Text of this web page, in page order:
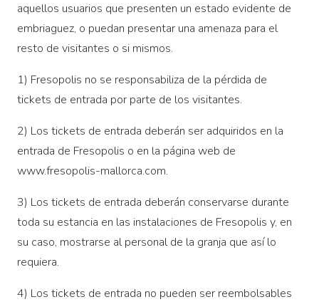
aquellos usuarios que presenten un estado evidente de
embriaguez, o puedan presentar una amenaza para el
resto de visitantes o si mismos.
1) Fresopolis no se responsabiliza de la pérdida de
tickets de entrada por parte de los visitantes.
2) Los tickets de entrada deberán ser adquiridos en la
entrada de Fresopolis o en la página web de
www.fresopolis-mallorca.com.
3) Los tickets de entrada deberán conservarse durante
toda su estancia en las instalaciones de Fresopolis y, en
su caso, mostrarse al personal de la granja que así lo
requiera.
4) Los tickets de entrada no pueden ser reembolsables